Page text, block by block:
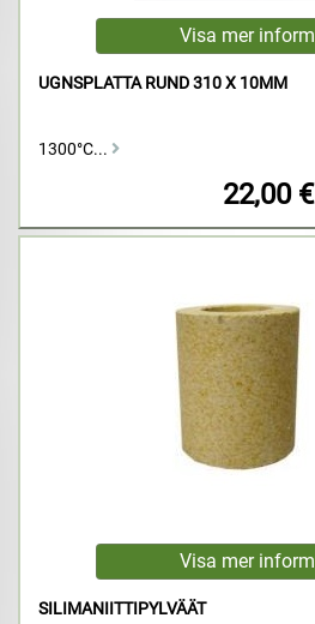
UGNSPLATTA RUND 310 X 10MM
1300°C...
22,00 €
SILIMANIITTIPYLVÄÄT